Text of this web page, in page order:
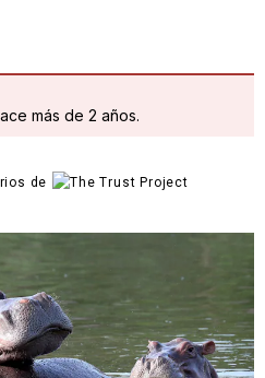
más de 2 años.
de